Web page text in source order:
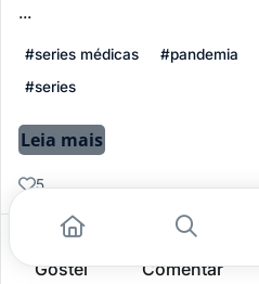
...
#series médicas #pandemia
#series
Leia mais
5
Gostei Comentar